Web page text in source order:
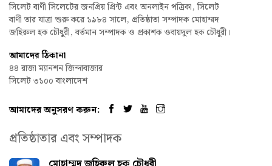
সিলেট বাণী সিলেটের জনপ্রিয় প্রিন্ট এবং অনলাইন পত্রিকা, সিলেট
বাণী তার যাত্রা শুরু করে ১৯৮৪ সালে, প্রতিষ্ঠাতা সম্পাদক মোহাম্মদ
জহিরুল হক চৌধুরী, বর্তমান সম্পাদক ও প্রকাশক ওবায়দুল হক চৌধুরী।
আমাদের ঠিকানা
৪৪ রাজা ম্যানশন জিন্দাবাজার
সিলেট ৩১০০ বাংলাদেশ
আমাদের অনুসরণ করুন:
প্রতিষ্ঠাতার এবং সম্পাদক